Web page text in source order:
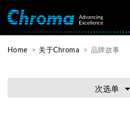
Home 关于Chroma 品牌故事
次选单